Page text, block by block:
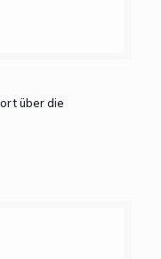
über die